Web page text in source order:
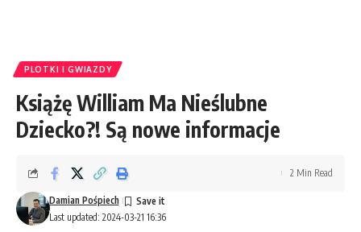
PLOTKI I GWIAZDY
Książę William Ma Nieślubne
Dziecko?! Są nowe informacje
Last updated: 2024-03-21 16:36
Damian Pośpiech
2 Min Read